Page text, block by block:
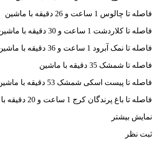
فاصله تا چالوس 1 ساعت و 26 دقیقه با ماشین
فاصله تا کلاردشت 1 ساعت و 30 دقیقه با ماشین
فاصله تا نمک آبرود 1 ساعت و 36 دقیقه با ماشین
فاصله تا شمشک 35 دقیقه با ماشین
فاصله تا پیست اسکی شمشک 53 دقیقه با ماشین
فاصله تا باغ پرندگان کرج 1 ساعت و 20 دقیقه با ماشین
نمایش بیشتر
ثبت نظر